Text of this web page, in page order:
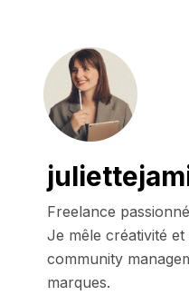
Freelance
Je mêle créativité
community
marques.